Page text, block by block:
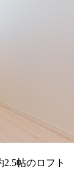
帖のロフト